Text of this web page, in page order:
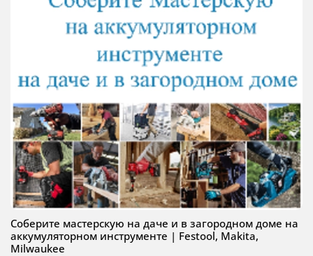
Соберите мастерскую на даче и в загородном доме на
аккумуляторном инструменте | Festool, Makita,
Milwaukee